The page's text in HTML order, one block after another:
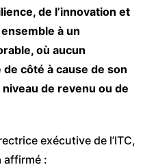
de l’innovation et
à un
où aucun
côté à cause de son
de revenu ou de
exécutive de l’ITC,
affirmé :